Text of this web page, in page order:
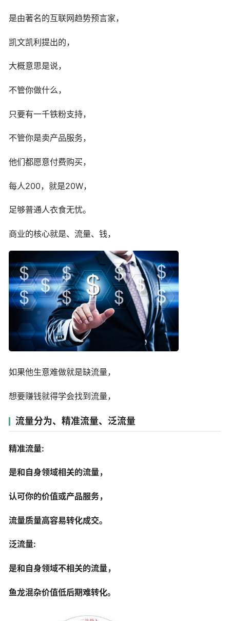
是由著名的互联网趋势预言家，
凯文凯利提出的，
大概意思是说，
不管你做什么，
只要有一千铁粉支持，
不管你是卖产品服务，
他们都愿意付费购买，
每人200，就是20W，
足够普通人衣食无忧。
商业的核心就是、流量、钱，
如果他生意难做就是缺流量，
想要赚钱就得学会找到流量，
流量分为、精准流量、泛流量
精准流量:
是和自身领域相关的流量，
认可你的价值或产品服务，
流量质量高容易转化成交。
泛流量:
是和自身领域不相关的流量，
鱼龙混杂价值低后期难转化。